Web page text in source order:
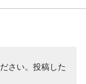
さい。投稿した